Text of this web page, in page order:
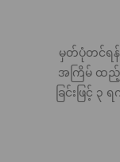
မှတ်ပုံတင်ရန်
အကြိမ် ထည့်
ခြင်းဖြင့်